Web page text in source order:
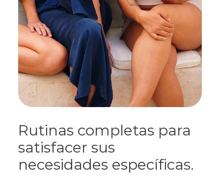
Rutinas completas para
satisfacer sus
necesidades específicas.